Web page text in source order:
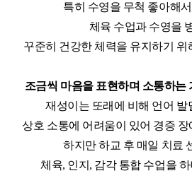
특히 수영을 무척 좋아해서
체육 수업과 수영을
꾸준히 건강한 체력을 유지하기
조금씩 마음을 표현하며 소통하는
재성이는 또래에 비해 언어 발
상호 소통에 어려움이 있어 경증
하지만 하교 후 매일 치료
체육, 인지 , 감각 통합 수업을